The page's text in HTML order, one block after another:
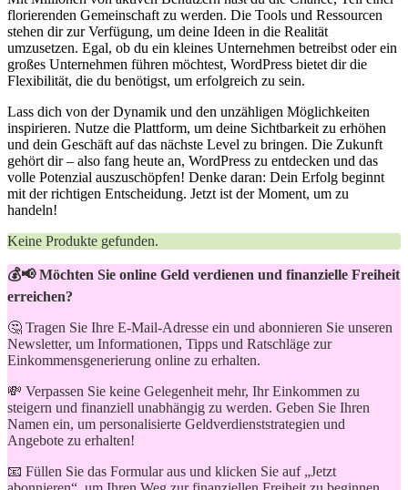
florierenden Gemeinschaft zu werden. Die Tools und Ressourcen
stehen ‍dir zur Verfügung, um deine ‌Ideen in‌ die Realität
umzusetzen. Egal, ob du ein kleines Unternehmen betreibst oder ein
großes ‌Unternehmen führen möchtest, WordPress bietet⁤ dir die
Flexibilität, die du benötigst, um ⁤erfolgreich zu sein.
Lass dich von der Dynamik und den unzähligen Möglichkeiten
inspirieren. Nutze die Plattform, um⁢ deine Sichtbarkeit zu erhöhen
und dein Geschäft auf das nächste Level zu ⁣bringen.⁤ Die Zukunft
gehört ‍dir⁤ – also fang heute an, WordPress zu entdecken und das
volle‌ Potenzial auszuschöpfen! Denke daran: Dein Erfolg beginnt
mit‍ der richtigen Entscheidung. Jetzt ist ⁢der Moment, um zu
handeln!
Keine Produkte gefunden.
💰📢 Möchten Sie online Geld verdienen und finanzielle Freiheit
erreichen?
🤔 Tragen Sie Ihre E-Mail-Adresse ein und abonnieren Sie unseren
Newsletter, um Informationen, Tipps und Ratschläge zur
Einkommensgenerierung online zu erhalten.
💸 Verpassen Sie keine Gelegenheit mehr, Ihr Einkommen zu
steigern und finanziell unabhängig zu werden. Geben Sie Ihren
Namen ein, um personalisierte Geldverdienststrategien und
Angebote zu erhalten!
📧 Füllen Sie das Formular aus und klicken Sie auf „Jetzt